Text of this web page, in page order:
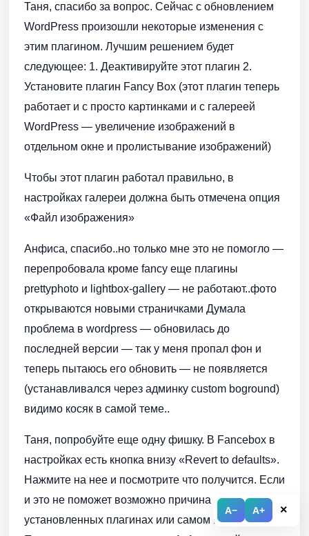
A− A+ ×
Таня, спасибо за вопрос. Сейчас с обновлением
WordPress произошли некоторые изменения с
этим плагином. Лучшим решением будет
следующее: 1. Деактивируйте этот плагин 2.
Установите плагин Fancy Box (этот плагин теперь
работает и с просто картинками и с галереей
WordPress — увеличение изображений в
отдельном окне и пролистывание изображений)
Чтобы этот плагин работал правильно, в
настройках галереи должна быть отмечена опция
«Файл изображения»
Анфиса, спасибо..но только мне это не помогло —
перепробовала кроме fancy еще плагины
prettyphoto и lightbox-gallery — не работают..фото
открываются новыми страничками Думала
проблема в wordpress — обновилась до
последней версии — так у меня пропал фон и
теперь пытаюсь его обновить — не появляется
(устанавливался через админку custom boground)
видимо косяк в самой теме..
Таня, попробуйте еще одну фишку. В Fancebox в
настройках есть кнопка внизу «Revert to defaults».
Нажмите на нее и посмотрите что получится. Если
и это не поможет возможно причина в
установленных плагинах или самом шаблоне.